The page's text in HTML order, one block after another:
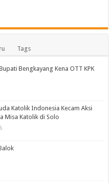
Tags
Bengkayang Kena OTT KPK
Katolik Indonesia Kecam Aksi
Misa Katolik di Solo